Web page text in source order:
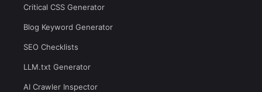
Critical CSS Generator
Blog Keyword Generator
SEO Checklists
LLM.txt Generator
AI Crawler Inspector